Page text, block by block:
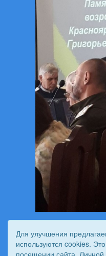
Для улучшения
используются cookies.
посещении сайта.